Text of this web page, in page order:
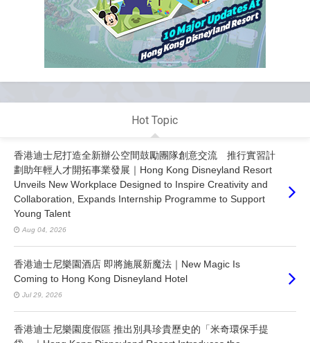
Hot Topic
香港迪士尼打造全新辦公空間鼓勵團隊創意交流 推行實習計
劃助年輕人才開拓事業發展｜Hong Kong Disneyland Resort
Unveils New Workplace Designed to Inspire Creativity and
Collaboration, Expands Internship Programme to Support
Young Talent
Aug 04, 2026
香港迪士尼樂園酒店 即將施展新魔法｜New Magic Is
Coming to Hong Kong Disneyland Hotel
Jul 29, 2026
香港迪士尼樂園度假區 推出別具珍貴歷史的「米奇環保手提